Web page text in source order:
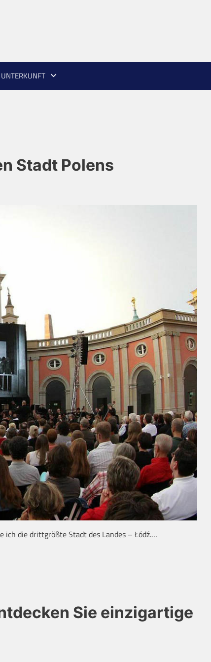
UNTERKUNFT
Stadt Polens
ich die drittgrößte Stadt des Landes – Łódź.…
Sie einzigartige